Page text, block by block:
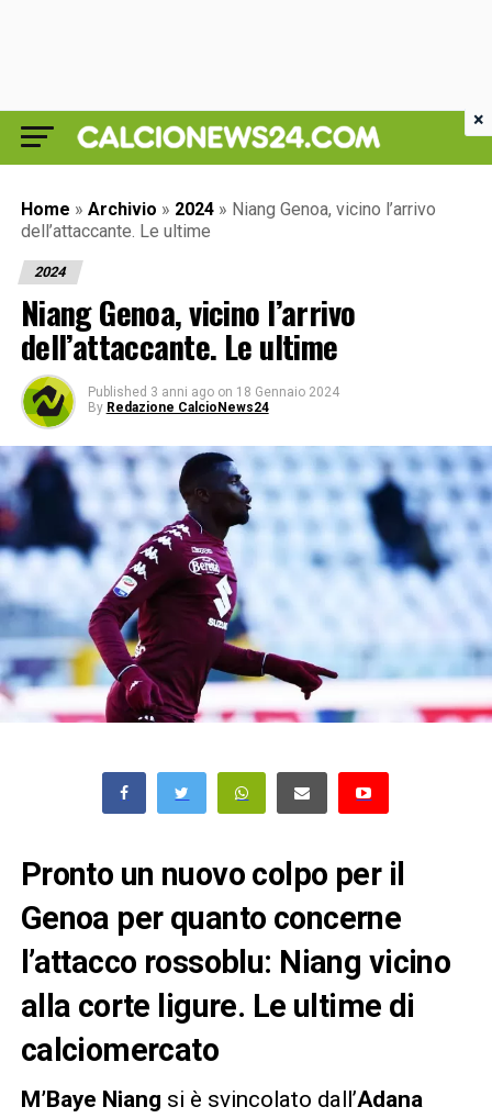
Home » Archivio » 2024 » Niang Genoa, vicino l’arrivo
dell’attaccante. Le ultime
2024
Niang Genoa, vicino l’arrivo
dell’attaccante. Le ultime
Published 3 anni ago on 18 Gennaio 2024
By Redazione CalcioNews24
Pronto un nuovo colpo per il
Genoa per quanto concerne
l’attacco rossoblu: Niang vicino
alla corte ligure. Le ultime di
calciomercato
M’Baye Niang si è svincolato dall’Adana
×